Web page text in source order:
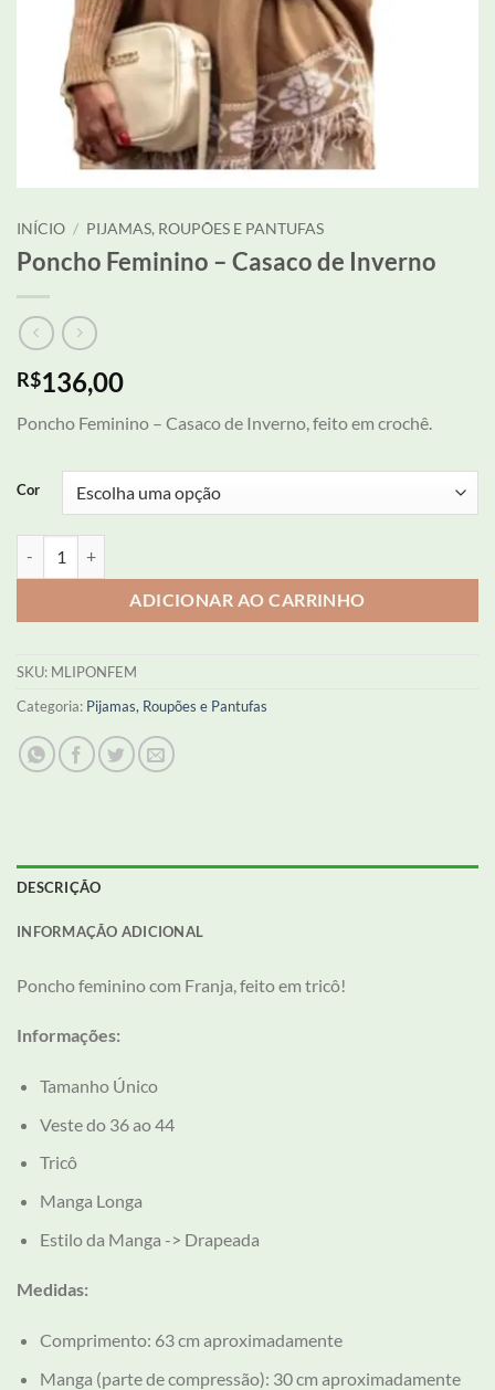
INÍCIO / PIJAMAS, ROUPÕES E PANTUFAS
Poncho Feminino – Casaco de Inverno
R$136,00
Poncho Feminino – Casaco de Inverno, feito em crochê.
Cor
ADICIONAR AO CARRINHO
SKU: MLIPONFEM
Categoria: Pijamas, Roupões e Pantufas
DESCRIÇÃO
INFORMAÇÃO ADICIONAL
Poncho feminino com Franja, feito em tricô!
Informações:
Tamanho Único
Veste do 36 ao 44
Tricô
Manga Longa
Estilo da Manga -> Drapeada
Medidas:
Comprimento: 63 cm aproximadamente
Manga (parte de compressão): 30 cm aproximadamente